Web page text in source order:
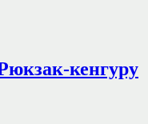
кенгуру